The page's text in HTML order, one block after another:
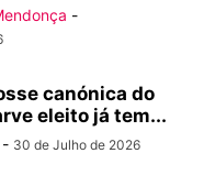
-
canónica do
eleito já tem...
- 30 de Julho de 2026